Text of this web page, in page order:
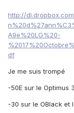
http://
A9e%20LG%20-
df
Je me suis trompé
-50E sur le Optimus
-30 sur le OBlack et